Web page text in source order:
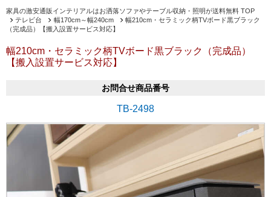
家具の激安通販インテリアルはお洒落ソファやテーブル収納・照明が送料無料 TOP
テレビ台
幅170cm～幅240cm
幅210cm・セラミック柄TVボード黒ブラック
（完成品）【搬入設置サービス対応】
幅210cm・セラミック柄TVボード黒ブラック（完成品）
【搬入設置サービス対応】
お問合せ商品番号
TB-2498